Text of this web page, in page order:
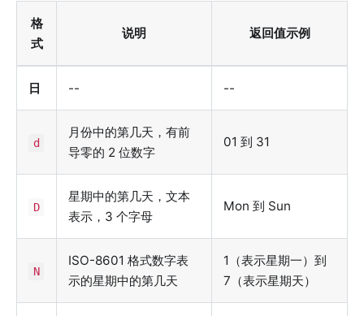
格
式
说明 返回值示例
日 -- --
d
月份中的第几天，有前
导零的 2 位数字
01 到 31
D
星期中的第几天，文本
表示，3 个字母
Mon 到 Sun
N
ISO-8601 格式数字表
示的星期中的第几天
1（表示星期一）到
7（表示星期天）